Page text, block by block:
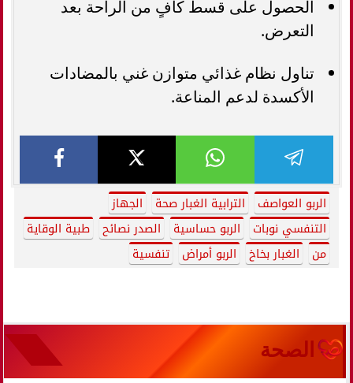
الحصول على قسط كافٍ من الراحة بعد
التعرض.
تناول نظام غذائي متوازن غني بالمضادات
الأكسدة لدعم المناعة.
الربو العواصف الترابية الغبار صحة
الجهاز
التنفسي نوبات
الربو حساسية الصدر نصائح
طبية الوقاية
من
الغبار بخاخ الربو أمراض تنفسية
الصحة